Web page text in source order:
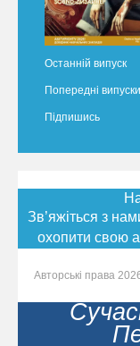
Останній випуск
Попередні випуски
Підпишись
Зв’яжіться з
охопити свою
Авторські права